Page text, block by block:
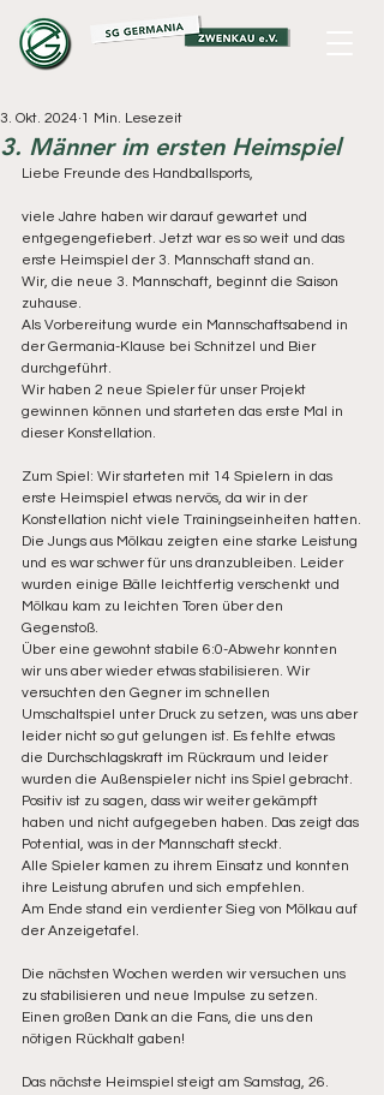
3. Männer im ersten Heimspiel
3. Okt. 2024 1 Min. Lesezeit
Liebe Freunde des Handballsports,
viele Jahre haben wir darauf gewartet und
entgegengefiebert. Jetzt war es so weit und das
erste Heimspiel der 3. Mannschaft stand an.
Wir, die neue 3. Mannschaft, beginnt die Saison
zuhause.
Als Vorbereitung wurde ein Mannschaftsabend in
der Germania-Klause bei Schnitzel und Bier
durchgeführt.
Wir haben 2 neue Spieler für unser Projekt
gewinnen können und starteten das erste Mal in
dieser Konstellation.
Zum Spiel: Wir starteten mit 14 Spielern in das
erste Heimspiel etwas nervös, da wir in der
Konstellation nicht viele Trainingseinheiten hatten.
Die Jungs aus Mölkau zeigten eine starke Leistung
und es war schwer für uns dranzubleiben. Leider
wurden einige Bälle leichtfertig verschenkt und
Mölkau kam zu leichten Toren über den
Gegenstoß.
Über eine gewohnt stabile 6:0-Abwehr konnten
wir uns aber wieder etwas stabilisieren. Wir
versuchten den Gegner im schnellen
Umschaltspiel unter Druck zu setzen, was uns aber
leider nicht so gut gelungen ist. Es fehlte etwas
die Durchschlagskraft im Rückraum und leider
wurden die Außenspieler nicht ins Spiel gebracht.
Positiv ist zu sagen, dass wir weiter gekämpft
haben und nicht aufgegeben haben. Das zeigt das
Potential, was in der Mannschaft steckt.
Alle Spieler kamen zu ihrem Einsatz und konnten
ihre Leistung abrufen und sich empfehlen.
Am Ende stand ein verdienter Sieg von Mölkau auf
der Anzeigetafel.
Die nächsten Wochen werden wir versuchen uns
zu stabilisieren und neue Impulse zu setzen.
Einen großen Dank an die Fans, die uns den
nötigen Rückhalt gaben!
Das nächste Heimspiel steigt am Samstag, 26.